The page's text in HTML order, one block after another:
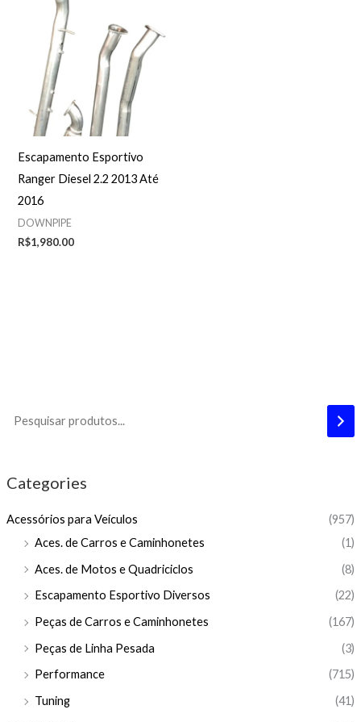
Categories
Acessórios para Veículos
(957)
Aces. de Carros e Caminhonetes
(1)
Aces. de Motos e Quadriciclos
(8)
Escapamento Esportivo Diversos
(22)
Peças de Carros e Caminhonetes
(167)
Peças de Linha Pesada
(3)
Performance
(715)
Tuning
(41)
Escapamento Esportivo
Ranger Diesel 2.2 2013 Até
2016
DOWNPIPE
R$1,980.00